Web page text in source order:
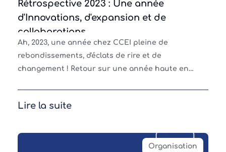
Rétrospective 2023 : Une année
d'Innovations, d'expansion et de
collaborations
Ah, 2023, une année chez CCEI pleine de
rebondissements, d'éclats de rire et de
changement ! Retour sur une année haute en
Lire la suite
Organisation